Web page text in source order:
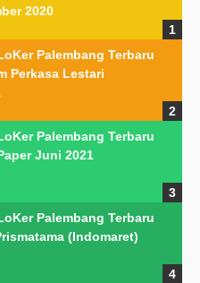
2020
Palembang Terbaru
Perkasa Lestari
Palembang Terbaru
Juni 2021
Palembang Terbaru
(Indomaret)